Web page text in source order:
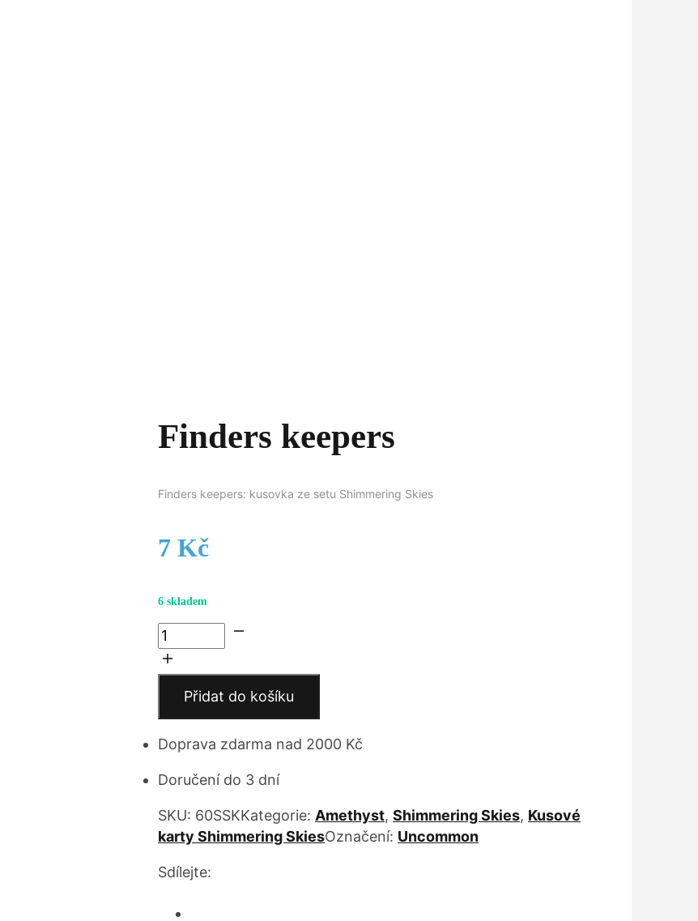
Finders keepers
Finders keepers: kusovka ze setu Shimmering Skies
7 Kč
6 skladem
Finders
keepers
množství
Přidat do košíku
Doprava zdarma nad 2000 Kč
Doručení do 3 dní
SKU: 60SSKKategorie: Amethyst, Shimmering Skies, Kusové
karty Shimmering SkiesOznačení: Uncommon
Sdílejte: